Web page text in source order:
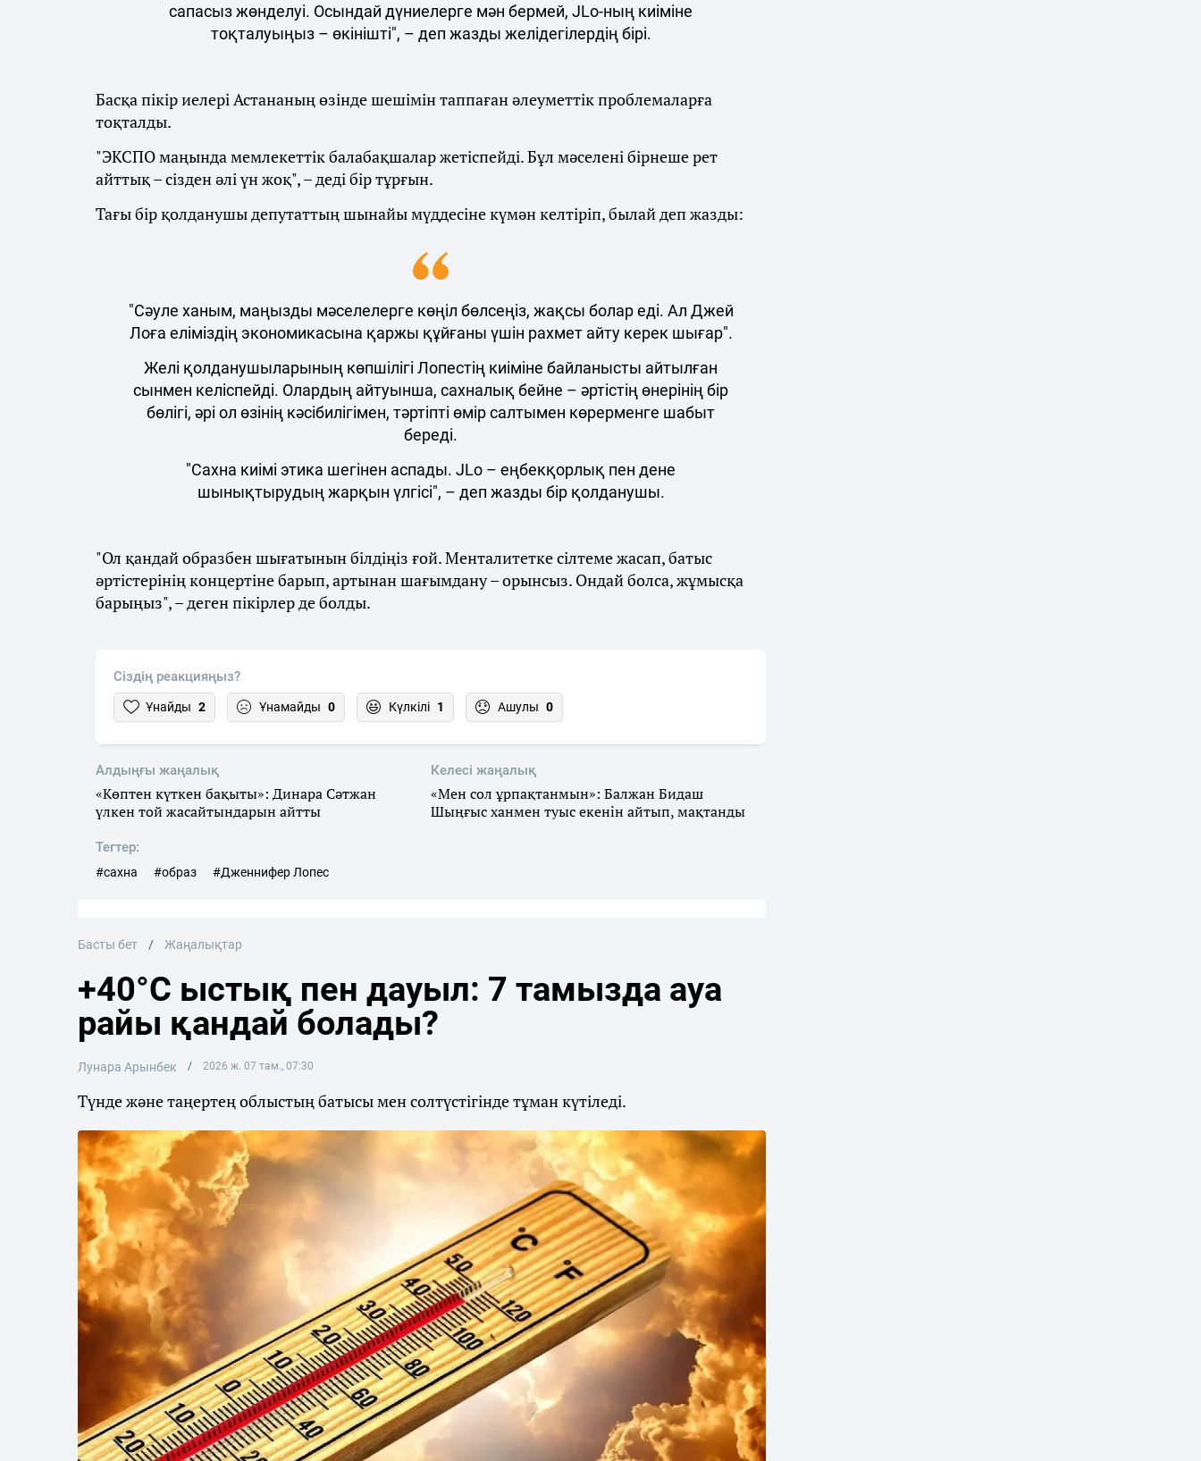
сапасыз жөнделуі. Осындай дүниелерге мән бермей, JLo-ның киіміне
тоқталуыңыз – өкінішті", – деп жазды желідегілердің бірі.
Басқа пікір иелері Астананың өзінде шешімін таппаған әлеуметтік проблемаларға
тоқталды.
"ЭКСПО маңында мемлекеттік балабақшалар жетіспейді. Бұл мәселені бірнеше рет
айттық – сізден әлі үн жоқ", – деді бір тұрғын.
Тағы бір қолданушы депутаттың шынайы мүддесіне күмән келтіріп, былай деп жазды:
"Сәуле ханым, маңызды мәселелерге көңіл бөлсеңіз, жақсы болар еді. Ал Джей
Лоға еліміздің экономикасына қаржы құйғаны үшін рахмет айту керек шығар".
Желі қолданушыларының көпшілігі Лопестің киіміне байланысты айтылған
сынмен келіспейді. Олардың айтуынша, сахналық бейне – әртістің өнерінің бір
бөлігі, әрі ол өзінің кәсібилігімен, тәртіпті өмір салтымен көрерменге шабыт
береді.
"Сахна киімі этика шегінен аспады. JLo – еңбекқорлық пен дене
шынықтырудың жарқын үлгісі", – деп жазды бір қолданушы.
"Ол қандай образбен шығатынын білдіңіз ғой. Менталитетке сілтеме жасап, батыс
әртістерінің концертіне барып, артынан шағымдану – орынсыз. Ондай болса, жұмысқа
барыңыз", – деген пікірлер де болды.
Сіздің реакцияңыз?
Ұнайды 2 Ұнамайды 0 Күлкілі 1 Ашулы 0
Алдыңғы жаңалық
«Көптен күткен бақыты»: Динара Сәтжан
үлкен той жасайтындарын айтты
Келесі жаңалық
«Мен сол ұрпақтанмын»: Балжан Бидаш
Шыңғыс ханмен туыс екенін айтып, мақтанды
Тегтер:
#сахна #образ #Дженнифер Лопес
Басты бет Жаңалықтар
+40°C ыстық пен дауыл: 7 тамызда ауа
райы қандай болады?
Лунара Арынбек 2026 ж. 07 там., 07:30
Түнде және таңертең облыстың батысы мен солтүстігінде тұман күтіледі.